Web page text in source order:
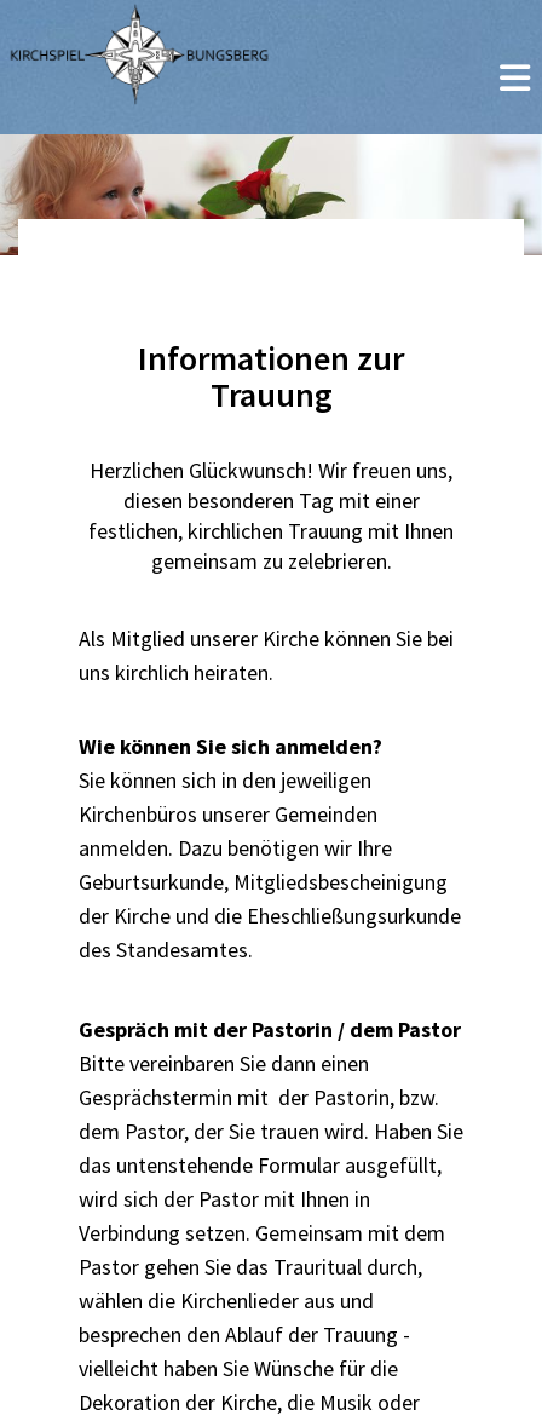
Informationen zur
Trauung
Herzlichen Glückwunsch! Wir freuen uns,
diesen besonderen Tag mit einer
festlichen, kirchlichen Trauung mit Ihnen
gemeinsam zu zelebrieren.
Als Mitglied unserer Kirche können Sie bei
uns kirchlich heiraten.
Wie können Sie sich anmelden?
Sie können sich in den jeweiligen
Kirchenbüros unserer Gemeinden
anmelden. Dazu benötigen wir Ihre
Geburtsurkunde, Mitgliedsbescheinigung
der Kirche und die Eheschließungsurkunde
des Standesamtes.
Gespräch mit der Pastorin / dem Pastor
Bitte vereinbaren Sie dann einen
Gesprächstermin mit der Pastorin, bzw.
dem Pastor, der Sie trauen wird. Haben Sie
das untenstehende Formular ausgefüllt,
wird sich der Pastor mit Ihnen in
Verbindung setzen. Gemeinsam mit dem
Pastor gehen Sie das Trauritual durch,
wählen die Kirchenlieder aus und
besprechen den Ablauf der Trauung -
vielleicht haben Sie Wünsche für die
Dekoration der Kirche, die Musik oder